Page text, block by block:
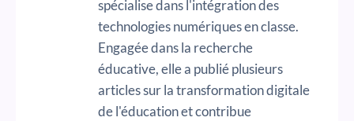
spécialise dans l'intégration des
technologies numériques en classe.
Engagée dans la recherche
éducative, elle a publié plusieurs
articles sur la transformation digitale
de l'éducation et contribue